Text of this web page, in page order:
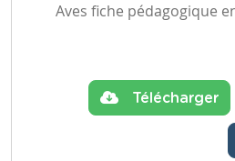
Aves fiche pédagogique
Télécharger